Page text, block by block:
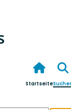
Startseite